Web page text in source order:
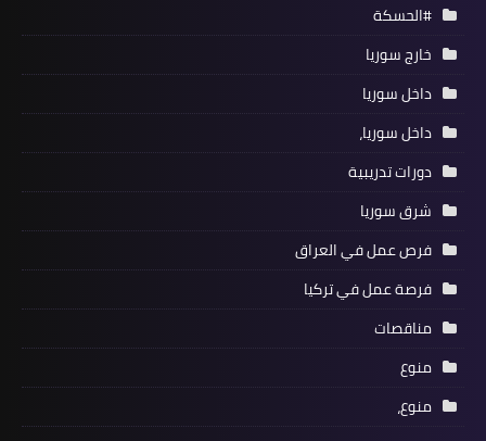
#الحسكة
خارج سوريا
داخل سوريا
داخل سوريا،
دورات تدريبية
شرق سوريا
فرص عمل في العراق
فرصة عمل في تركيا
مناقصات
منوع
منوع،